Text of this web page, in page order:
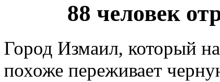
88 человек
Город Измаил, который
похоже переживает